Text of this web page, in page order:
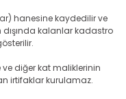
hanesine kaydedilir ve
kalanlar kadastro
ve diğer kat maliklerinin
irtifaklar kurulamaz.